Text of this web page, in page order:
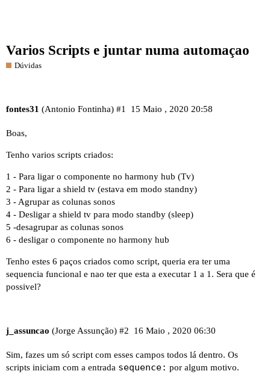
Varios Scripts e juntar numa automaçao
Dúvidas
fontes31 (Antonio Fontinha) 15 Maio , 2020 20:58
#1
Boas,
Tenho varios scripts criados:
1 - Para ligar o componente no harmony hub (Tv)
2 - Para ligar a shield tv (estava em modo standny)
3 - Agrupar as colunas sonos
4 - Desligar a shield tv para modo standby (sleep)
5 -desagrupar as colunas sonos
6 - desligar o componente no harmony hub
Tenho estes 6 paços criados como script, queria era ter uma
sequencia funcional e nao ter que esta a executar 1 a 1. Sera que é
possivel?
j_assuncao (Jorge Assunção) 16 Maio , 2020 06:30
#2
Sim, fazes um só script com esses campos todos lá dentro. Os
scripts iniciam com a entrada sequence: por algum motivo.